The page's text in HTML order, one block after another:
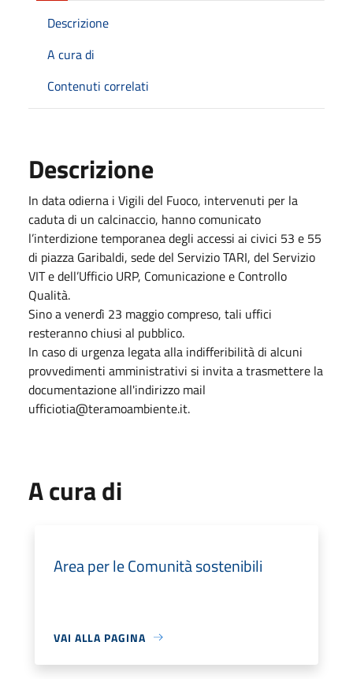
Descrizione
A cura di
Contenuti correlati
Descrizione
In data odierna i Vigili del Fuoco, intervenuti per la
caduta di un calcinaccio, hanno comunicato
l’interdizione temporanea degli accessi ai civici 53 e 55
di piazza Garibaldi, sede del Servizio TARI, del Servizio
VIT e dell’Ufficio URP, Comunicazione e Controllo
Qualità.
Sino a venerdì 23 maggio compreso, tali uffici
resteranno chiusi al pubblico.
In caso di urgenza legata alla indifferibilità di alcuni
provvedimenti amministrativi si invita a trasmettere la
documentazione all'indirizzo mail
ufficiotia@teramoambiente.it.
A cura di
Area per le Comunità sostenibili
VAI ALLA PAGINA